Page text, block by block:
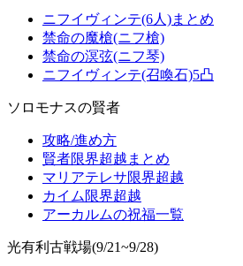
ニフイヴィンテ(6人)まとめ
禁命の魔槍(ニフ槍)
禁命の溟弦(ニフ琴)
ニフイヴィンテ(召喚石)5凸
ソロモナスの賢者
攻略/進め方
賢者限界超越まとめ
マリアテレサ限界超越
カイム限界超越
アーカルムの祝福一覧
光有利古戦場(9/21~9/28)